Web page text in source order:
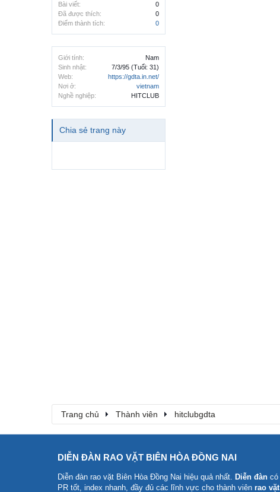
Bài viết:
0
Đã được thích:
0
Điểm thành tích:
0
Giới tính:
Nam
Sinh nhật:
7/3/95 (Tuổi: 31)
Web:
https://gdta.in.net/
Nơi ở:
vietnam
Nghề nghiệp:
HITCLUB
Chia sẻ trang này
Trang chủ Thành viên hitclubgdta
DIỄN ĐÀN RAO VẶT BIÊN HÒA ĐỒNG NAI
Diễn đàn rao vặt Biên Hòa Đồng Nai hiệu quả nhất. Diễn đàn có
PR tốt, index nhanh, đầy đủ các lĩnh vực cho thành viên rao vặt